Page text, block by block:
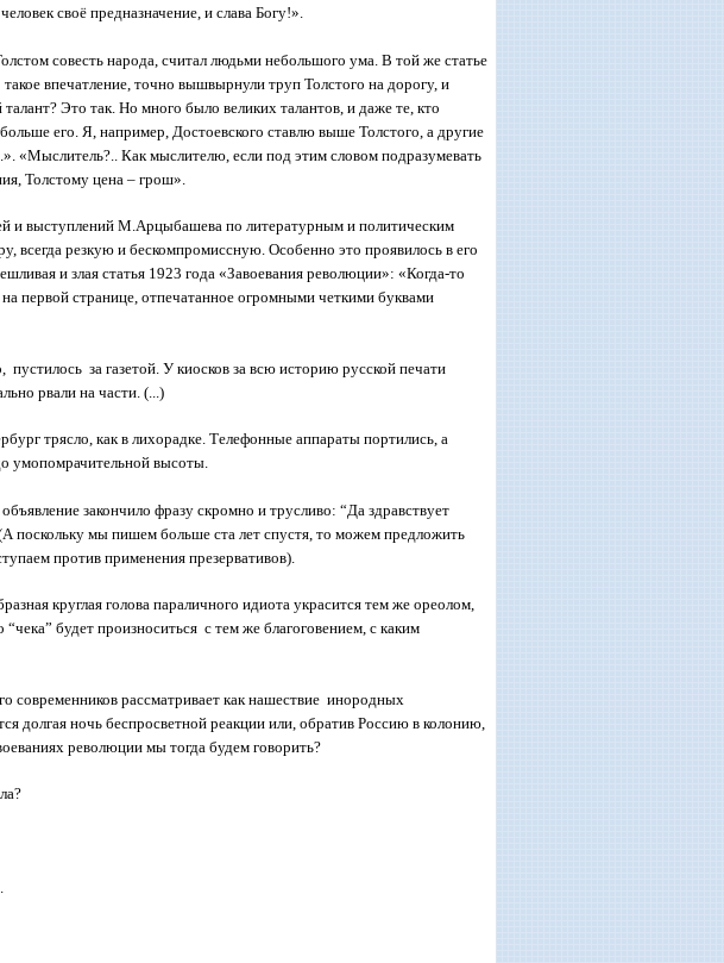
своё предназначение, и слава Богу!».
совесть народа, считал людьми небольшого ума. В той же статье
впечатление, точно вышвырнули труп Толстого на дорогу, и
Это так. Но много было великих талантов, и даже те, кто
его. Я, например, Достоевского ставлю выше Толстого, а другие
«Мыслитель?.. Как мыслителю, если под этим словом подразумевать
Толстому цена – грош».
и выступлений М.Арцыбашева по литературным и политическим
всегда резкую и бескомпромиссную. Особенно это проявилось в его
и злая статья 1923 года «Завоевания революции»: «Когда-то
первой странице, отпечатанное огромными четкими буквами
за газетой. У киосков за всю историю русской печати
рвали на части. (...)
трясло, как в лихорадке. Телефонные аппараты портились, а
умопомрачительной высоты.
закончило фразу скромно и трусливо: “Да здравствует
поскольку мы пишем больше ста лет спустя, то можем предложить
против применения презервативов).
круглая голова параличного идиота украсится тем же ореолом,
будет произноситься с тем же благоговением, с каким
рассматривает как нашествие инородных
долгая ночь беспросветной реакции или, обратив Россию в колонию,
революции мы тогда будем говорить?